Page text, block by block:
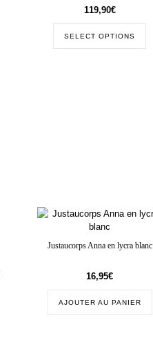
119,90€
SELECT OPTIONS
Justaucorps Anna en lycra blanc
16,95€
AJOUTER AU PANIER